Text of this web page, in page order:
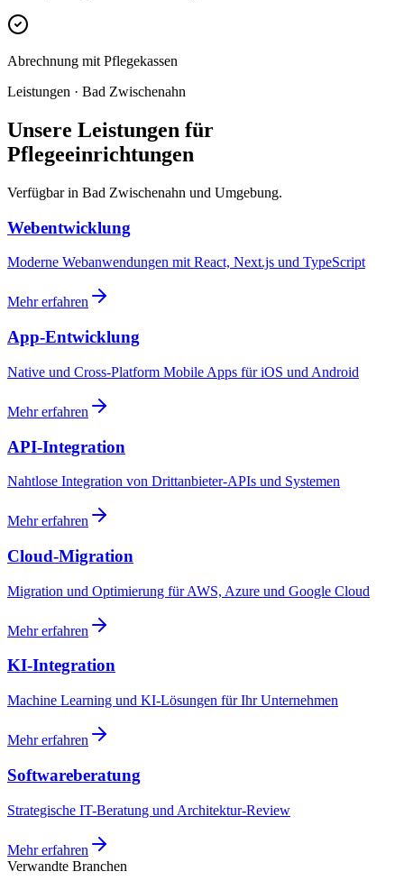
Abrechnung mit Pflegekassen
Leistungen · Bad Zwischenahn
Unsere Leistungen für
Pflegeeinrichtungen
Verfügbar in Bad Zwischenahn und Umgebung.
Webentwicklung
Moderne Webanwendungen mit React, Next.js und TypeScript
Mehr erfahren
App-Entwicklung
Native und Cross-Platform Mobile Apps für iOS und Android
Mehr erfahren
API-Integration
Nahtlose Integration von Drittanbieter-APIs und Systemen
Mehr erfahren
Cloud-Migration
Migration und Optimierung für AWS, Azure und Google Cloud
Mehr erfahren
KI-Integration
Machine Learning und KI-Lösungen für Ihr Unternehmen
Mehr erfahren
Softwareberatung
Strategische IT-Beratung und Architektur-Review
Mehr erfahren
Verwandte Branchen